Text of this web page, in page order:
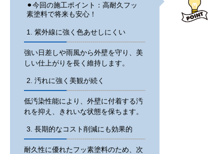
⚫︎今回の施工ポイント：高耐久フッ
素塗料で将来も安心！
1. 紫外線に強く色あせしにくい
強い日差しや雨風から外壁を守り、美
しい仕上がりを長く維持します。
2. 汚れに強く美観が続く
低汚染性能により、外壁に付着する汚
れを抑え、きれいな状態を保ちます。
3. 長期的なコスト削減にも効果的
耐久性に優れたフッ素塗料のため、次